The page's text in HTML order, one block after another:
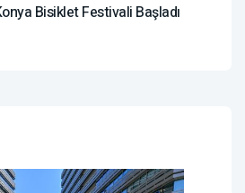
Bisiklet Festivali Başladı